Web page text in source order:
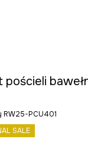
pościeli
RW25-PCU401
SALE